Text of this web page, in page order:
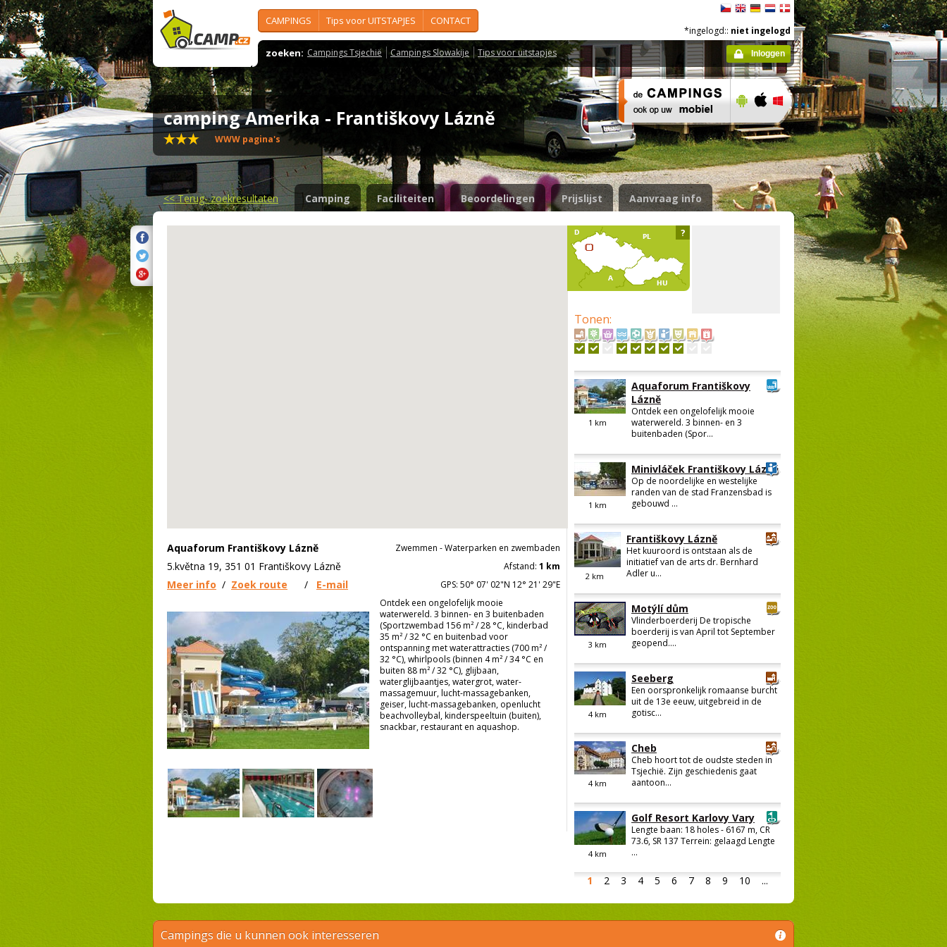
CAMPINGS Tips voor UITSTAPJES CONTACT
zoeken: Campings Tsjechië Campings Slowakije Tips voor uitstapjes
*ingelogd:: niet ingelogd
Inloggen
camping Amerika - Františkovy Lázně
WWW pagina's
<<Terug- zoekresultaten Camping Faciliteiten Beoordelingen Prijslijst Aanvraag info
?
Aquaforum Františkovy Lázně
5.května 19, 351 01 Františkovy Lázně
Meer info / Zoek route / E-mail
Zwemmen - Waterparken en zwembaden
Afstand: 1 km
GPS: 50° 07' 02"N 12° 21' 29"E
Ontdek een ongelofelijk mooie
waterwereld. 3 binnen- en 3 buitenbaden
(Sportzwembad 156 m² / 28 °C, kinderbad
35 m² / 32 °C en buitenbad voor
ontspanning met waterattracties (700 m² /
32 °C), whirlpools (binnen 4 m² / 34 °C en
buiten 88 m² / 32 °C), glijbaan,
waterglijbaantjes, watergrot, water-
massagemuur, lucht-massagebanken,
geiser, lucht-massagebanken, openlucht
beachvolleybal, kinderspeeltuin (buiten),
snackbar, restaurant en aquashop.
Tonen:
1 2 3 4 5 6 7 8 9 10 ...
1 km
Aquaforum Františkovy
Lázně
Ontdek een ongelofelijk mooie
waterwereld. 3 binnen- en 3
buitenbaden (Spor...
1 km
Minivláček Františkovy Lázně
Op de noordelijke en westelijke
randen van de stad Franzensbad is
gebouwd ...
2 km
Františkovy Lázně
Het kuuroord is ontstaan als de
initiatief van de arts dr. Bernhard
Adler u...
3 km
Motýlí dům
Vlinderboerderij De tropische
boerderij is van April tot September
geopend....
4km
Seeberg
Een oorspronkelijk romaanse burcht
uit de 13e eeuw, uitgebreid in de
gotisc...
4km
Cheb
Cheb hoort tot de oudste steden in
Tsjechië. Zijn geschiedenis gaat
aantoon...
4km
Golf Resort Karlovy Vary
Lengte baan: 18 holes - 6167 m, CR
73.6, SR 137 Terrein: gelaagd Lengte
...
Campings die u kunnen ook interesseren